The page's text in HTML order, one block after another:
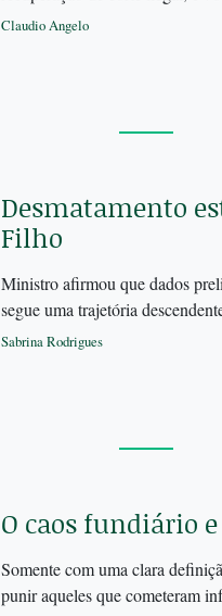
Claudio Angelo
Desmatamento
Filho
Ministro afirmou que dados
segue uma trajetória
Sabrina Rodrigues
O caos fundiário
Somente com uma clara
punir aqueles que cometeram